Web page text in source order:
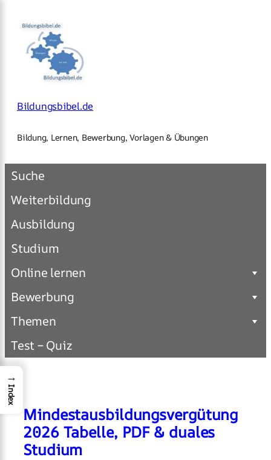
Inhalt
springen
Bildungsbibel.de
Bildung, Lernen, Bewerbung, Vorlagen & Übungen
Suche
Weiterbildung
Ausbildung
Studium
Online lernen
Bewerbung
Themen
Test – Quiz
Mindestausbildungsvergütung
2026 Tabelle, PDF & duales
Studium
→
Index